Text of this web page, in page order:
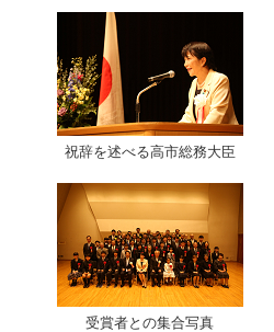
祝辞を述べる高市総務大臣
受賞者との集合写真